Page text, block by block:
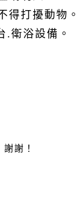
得打擾動物。
.衛浴設備。
謝謝！